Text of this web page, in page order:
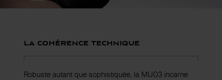
La cohérence technique
Robuste autant que sophistiquée, la MU03 incarne